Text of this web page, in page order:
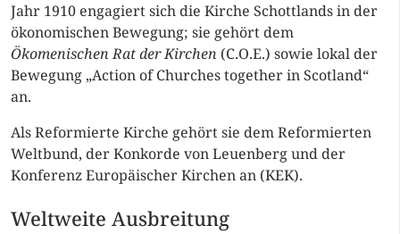
Jahr 1910 engagiert sich die Kirche Schottlands in der
ökonomischen Bewegung; sie gehört dem
Ökomenischen Rat der Kirchen (C.O.E.) sowie lokal der
Bewegung „Action of Churches together in Scotland“
an.
Als Reformierte Kirche gehört sie dem Reformierten
Weltbund, der Konkorde von Leuenberg und der
Konferenz Europäischer Kirchen an (KEK).
Weltweite Ausbreitung